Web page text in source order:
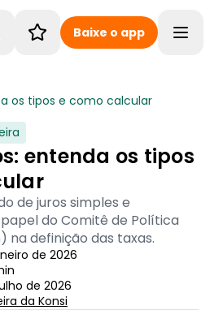
Baixe o app
os tipos e como calcular
entenda os tipos
de juros simples e
do Comitê de Política
na definição das taxas.
de 2026
de 2026
da Konsi